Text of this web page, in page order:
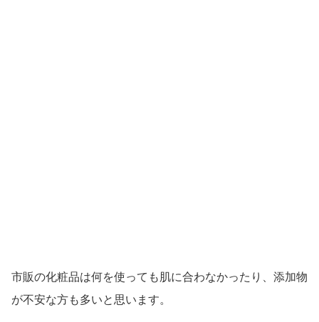
市販の化粧品は何を使っても肌に合わなかったり、添加物
が不安な方も多いと思います。